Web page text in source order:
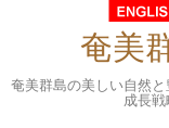
奄美
奄美群島の美しい自然
成長